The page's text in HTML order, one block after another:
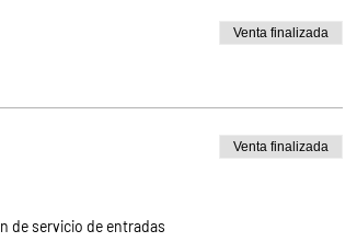
Venta finalizada
de servicio de entradas
Venta finalizada